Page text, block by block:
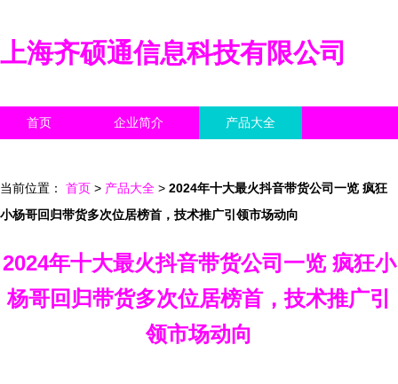
上海齐硕通信息科技有限公司
首页 企业简介 产品大全
当前位置： 首页 > 产品大全 > 2024年十大最火抖音带货公司一览 疯狂
小杨哥回归带货多次位居榜首，技术推广引领市场动向
2024年十大最火抖音带货公司一览 疯狂小
杨哥回归带货多次位居榜首，技术推广引
领市场动向